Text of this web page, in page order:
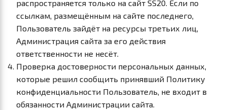
распространяется только на сайт SS20. Если по
ссылкам, размещённым на сайте последнего,
Пользователь зайдёт на ресурсы третьих лиц,
Администрация сайта за его действия
ответственности не несёт.
Проверка достоверности персональных данных,
которые решил сообщить принявший Политику
конфиденциальности Пользователь, не входит в
обязанности Администрации сайта.